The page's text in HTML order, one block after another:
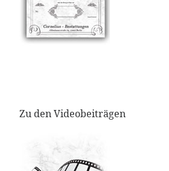
Zu den Videobeiträgen